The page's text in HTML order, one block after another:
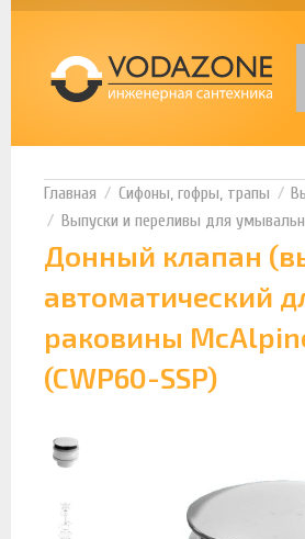
Сифоны, гофры, трапы
Выпуски и переливы для
Донный клапан
автоматический
раковины
(CWP60-SSP)